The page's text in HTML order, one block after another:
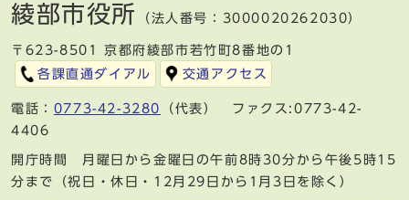
綾部市役所 （法人番号：3000020262030）
〒623-8501 京都府綾部市若竹町8番地の1
各課直通ダイアル
交通アクセス
電話： 0773-42-3280
（代表） ファクス:0773-42-
4406
開庁時間 月曜日から金曜日の午前8時30分から午後5時15
分まで（祝日・休日・12月29日から1月3日を除く）